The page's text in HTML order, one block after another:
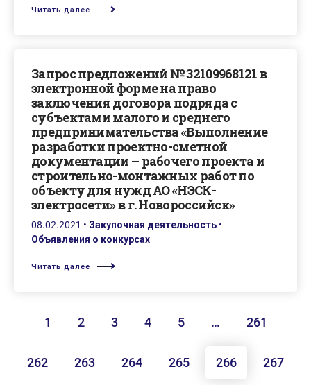
Читать далее
Запрос предложений № 32109968121 в
электронной форме на право
заключения договора подряда с
субъектами малого и среднего
предпринимательства «Выполнение
разработки проектно-сметной
документации – рабочего проекта и
строительно-монтажных работ по
объекту для нужд АО «НЭСК-
электросети» в г. Новороссийск»
08.02.2021 • Закупочная деятельность •
Объявления о конкурсах
Читать далее
1 2 3 4 5 … 261
262 263 264 265 266 267